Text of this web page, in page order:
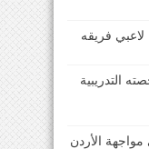
فريقه
التدريبية
مواجهة الأردن